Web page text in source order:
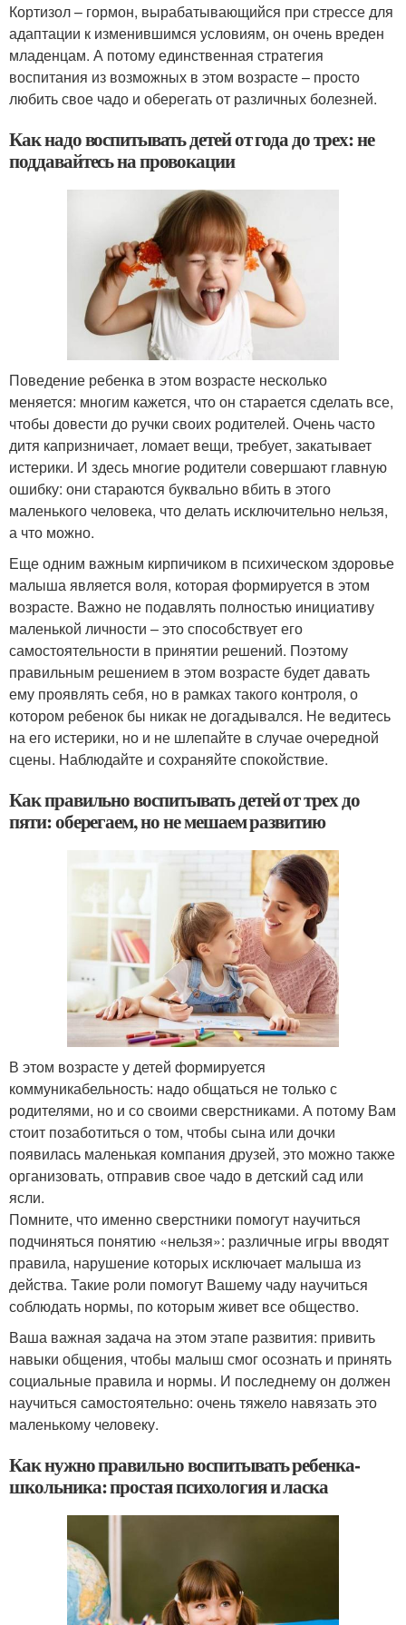
Кортизол – гормон, вырабатывающийся при стрессе для
адаптации к изменившимся условиям, он очень вреден
младенцам. А потому единственная стратегия
воспитания из возможных в этом возрасте – просто
любить свое чадо и оберегать от различных болезней.
Как надо воспитывать детей от года до трех: не
поддавайтесь на провокации
Поведение ребенка в этом возрасте несколько
меняется: многим кажется, что он старается сделать все,
чтобы довести до ручки своих родителей. Очень часто
дитя капризничает, ломает вещи, требует, закатывает
истерики. И здесь многие родители совершают главную
ошибку: они стараются буквально вбить в этого
маленького человека, что делать исключительно нельзя,
а что можно.
Еще одним важным кирпичиком в психическом здоровье
малыша является воля, которая формируется в этом
возрасте. Важно не подавлять полностью инициативу
маленькой личности – это способствует его
самостоятельности в принятии решений. Поэтому
правильным решением в этом возрасте будет давать
ему проявлять себя, но в рамках такого контроля, о
котором ребенок бы никак не догадывался. Не ведитесь
на его истерики, но и не шлепайте в случае очередной
сцены. Наблюдайте и сохраняйте спокойствие.
Как правильно воспитывать детей от трех до
пяти: оберегаем, но не мешаем развитию
В этом возрасте у детей формируется
коммуникабельность: надо общаться не только с
родителями, но и со своими сверстниками. А потому Вам
стоит позаботиться о том, чтобы сына или дочки
появилась маленькая компания друзей, это можно также
организовать, отправив свое чадо в детский сад или
ясли.
Помните, что именно сверстники помогут научиться
подчиняться понятию «нельзя»: различные игры вводят
правила, нарушение которых исключает малыша из
действа. Такие роли помогут Вашему чаду научиться
соблюдать нормы, по которым живет все общество.
Ваша важная задача на этом этапе развития: привить
навыки общения, чтобы малыш смог осознать и принять
социальные правила и нормы. И последнему он должен
научиться самостоятельно: очень тяжело навязать это
маленькому человеку.
Как нужно правильно воспитывать ребенка-
школьника: простая психология и ласка